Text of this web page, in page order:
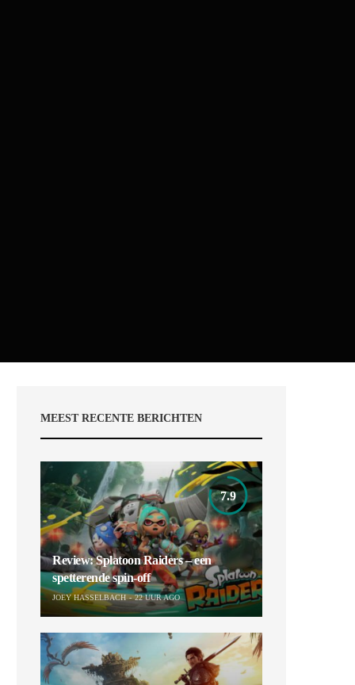
MEEST RECENTE BERICHTEN
7.9
Review: Splatoon Raiders – een
spetterende spin-off
JOEY HASSELBACH 22 UUR AGO